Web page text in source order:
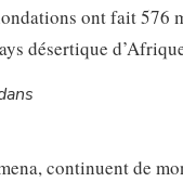
ont fait 576
désertique
continuent de